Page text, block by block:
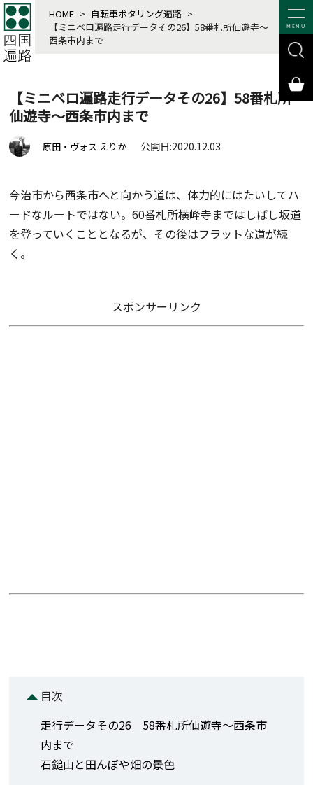
MENU
HOME > 自転車ポタリング遍路 >
【ミニベロ遍路走行データその26】58番札所仙遊寺～
西条市内まで
【ミニベロ遍路走行データその26】58番札所
仙遊寺～西条市内まで
原田・ヴォス えりか 公開日:2020.12.03
今治市から西条市へと向かう道は、体力的にはたいしてハ
ードなルートではない。60番札所横峰寺まではしばし坂道
を登っていくこととなるが、その後はフラットな道が続
く。
スポンサーリンク
目次
走行データその26 58番札所仙遊寺～西条市
内まで
石鎚山と田んぼや畑の景色